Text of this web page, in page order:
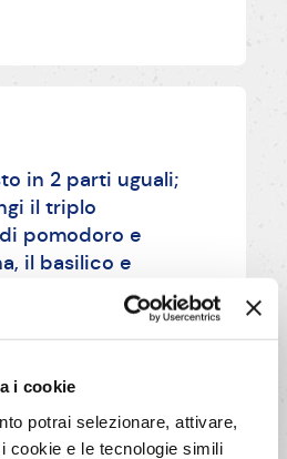
i cookie
potrai selezionare, attivare,
cookie e le tecnologie simili
in 2 parti uguali;
il triplo
pomodoro e
il basilico e